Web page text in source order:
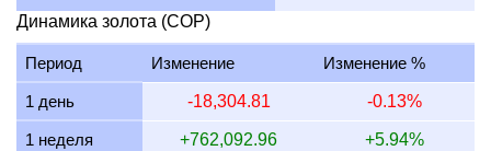
14 июля 2026 13,259,512.20
13 июля 2026 12,953,480.00 312,340.79 243,625.81
12 июля 2026 13,558,286.21 255,000.86
11 июля 2026 13,558,286.21 326,924.18 255,000.86
Динамика золота (COP)
Период Изменение Изменение %
1 день -18,304.81 -0.13%
1 неделя +762,092.96 +5.94%